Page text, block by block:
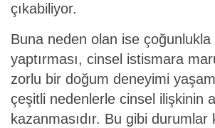
çıkabiliyor.
Buna neden olan ise çoğunlukla
yaptırması, cinsel istismara
zorlu bir doğum deneyimi
çeşitli nedenlerle cinsel ilişkinin
kazanmasıdır. Bu gibi durumlar